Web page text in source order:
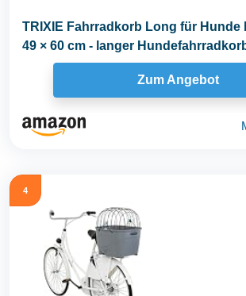
TRIXIE Fahrradkorb Long für Hunde
49 × 60 cm - langer
Zum Angebot
4